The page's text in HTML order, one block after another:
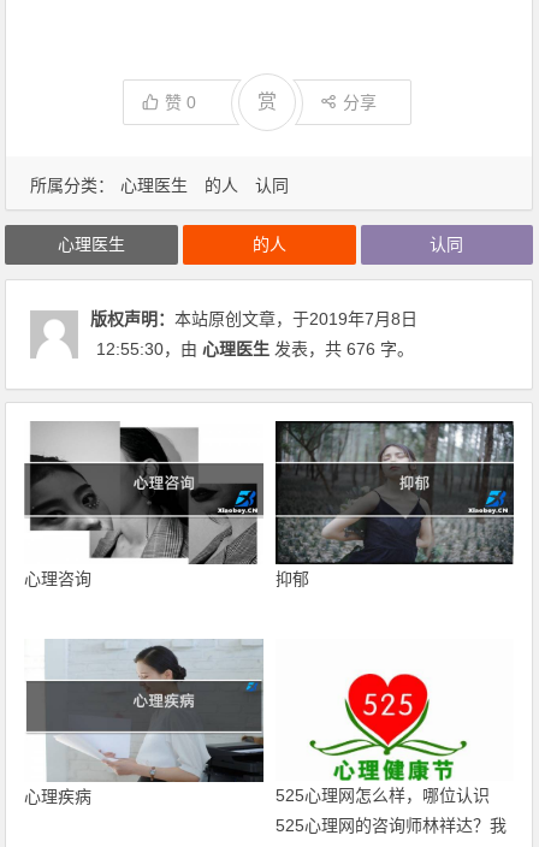
所属分类： 心理医生 的人 认同
赞0 赏 分享
心理医生 的人 认同
版权声明：本站原创文章，于2019年7月8日
12:55:30，由心理医生 发表，共 676 字。
心理咨询 抑郁
心理疾病
525心理网怎么样，哪位认识
525心理网的咨询师林祥达？我